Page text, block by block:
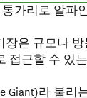
통가리로 알파
장은 규모나
접근할 수 있
Giant)라 불리